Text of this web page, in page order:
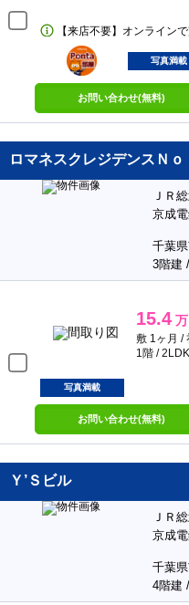
【来店不要】オンライン
ポンタ
部屋
写真満載
お問い合わせ(無料)
ロマネスクレジデンスＮｏ
ＪＲ
京成
千葉
3階建
15.4
敷 1ヶ月 /
1階 /
写真満載
お問い合わせ(無料)
Ｙ’Ｓビル
ＪＲ
京成
千葉
4階建